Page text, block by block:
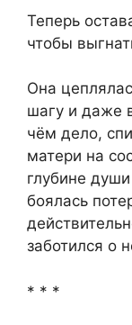
Теперь
чтобы
Она
шагу и даже
чём дело,
матери на
глубине
боялась
заботился о
* * *